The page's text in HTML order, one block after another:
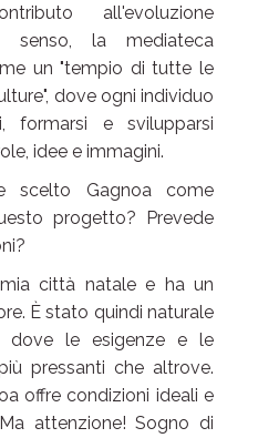
all'evoluzione
senso, la mediateca
un "tempio di tutte le
dove ogni individuo
formarsi e svilupparsi
idee e immagini.
scelto Gagnoa come
progetto? Prevede
città natale e ha un
È stato quindi naturale
dove le esigenze e le
pressanti che altrove.
offre condizioni ideali e
attenzione! Sogno di